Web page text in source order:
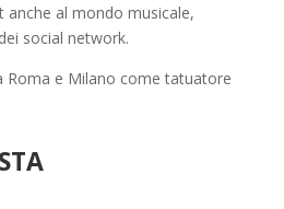
anche al mondo musicale,
social network.
Roma e Milano come tatuatore